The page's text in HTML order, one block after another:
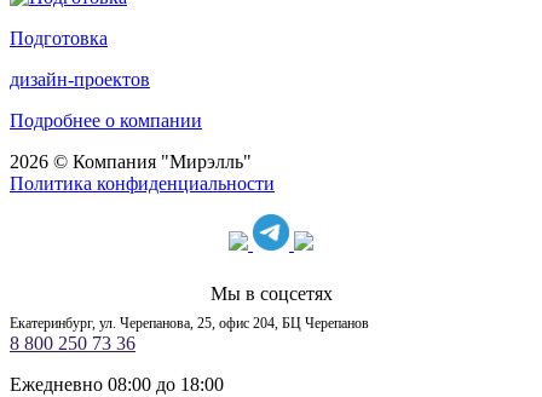
Подготовка
дизайн-проектов
Подробнее о компании
2026 © Компания "Мирэлль"
Политика конфиденциальности
Мы в соцсетях
Екатеринбург, ул. Черепанова, 25, офис 204, БЦ Черепанов
8 800 250 73 36
Ежедневно 08:00 до 18:00